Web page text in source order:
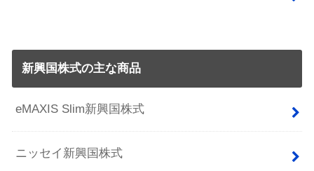
新興国株式の主な商品
eMAXIS Slim新興国株式
ニッセイ新興国株式